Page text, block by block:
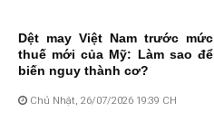
Dệt may Việt Nam trước mức
thuế mới của Mỹ: Làm sao để
biến nguy thành cơ?
Chủ Nhật, 26/07/2026 19:39 CH